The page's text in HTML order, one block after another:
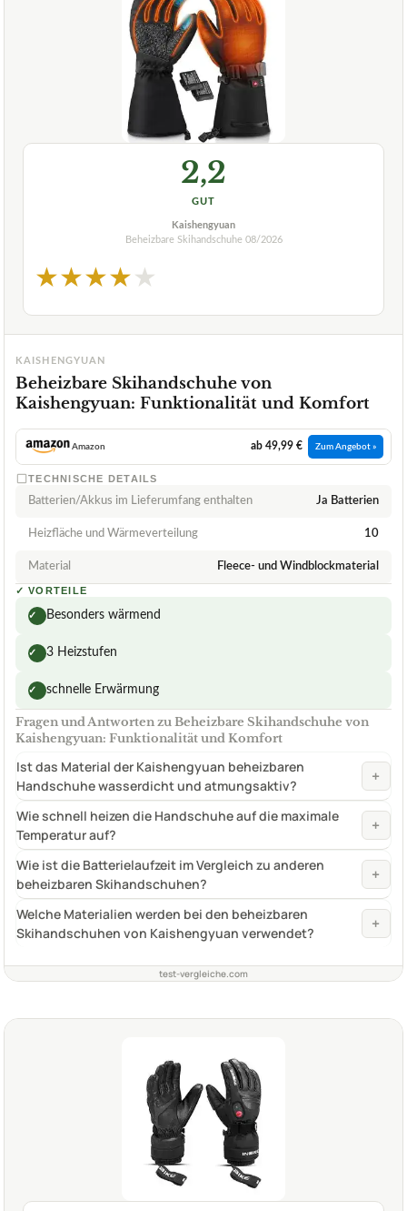
2,2
GUT
Kaishengyuan
Beheizbare Skihandschuhe 08/2026
★★★★★
KAISHENGYUAN
Beheizbare Skihandschuhe von
Kaishengyuan: Funktionalität und Komfort
Amazon ab 49,99 € Zum Angebot »
TECHNISCHE DETAILS
Batterien/Akkus im Lieferumfang enthalten Ja Batterien
Heizfläche und Wärmeverteilung 10
Material Fleece- und Windblockmaterial
✓ VORTEILE
✓ Besonders wärmend
✓ 3 Heizstufen
✓ schnelle Erwärmung
Fragen und Antworten zu Beheizbare Skihandschuhe von
Kaishengyuan: Funktionalität und Komfort
Ist das Material der Kaishengyuan beheizbaren
Handschuhe wasserdicht und atmungsaktiv?
+
Wie schnell heizen die Handschuhe auf die maximale
Temperatur auf?
+
Wie ist die Batterielaufzeit im Vergleich zu anderen
beheizbaren Skihandschuhen?
+
Welche Materialien werden bei den beheizbaren
Skihandschuhen von Kaishengyuan verwendet?
+
test-vergleiche.com